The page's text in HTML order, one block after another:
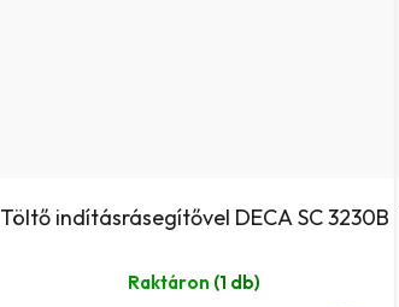
Töltő indításrásegítővel DECA SC 3230B
Raktáron (1 db)